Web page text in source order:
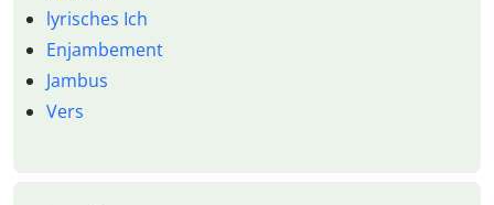
lyrisches Ich
Enjambement
Jambus
Vers